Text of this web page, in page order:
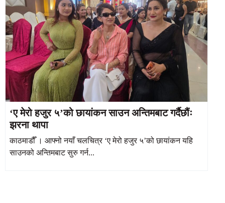
‘ए मेरो हजुर ५’को छायांकन साउन अन्तिमबाट गर्दैछौंः
झरना थापा
काठमाडौँ । आफ्नो नयाँ चलचित्र ‘ए मेरो हजुर ५’को छायांकन यहि
साउनको अन्तिमबाट सुरु गर्न...